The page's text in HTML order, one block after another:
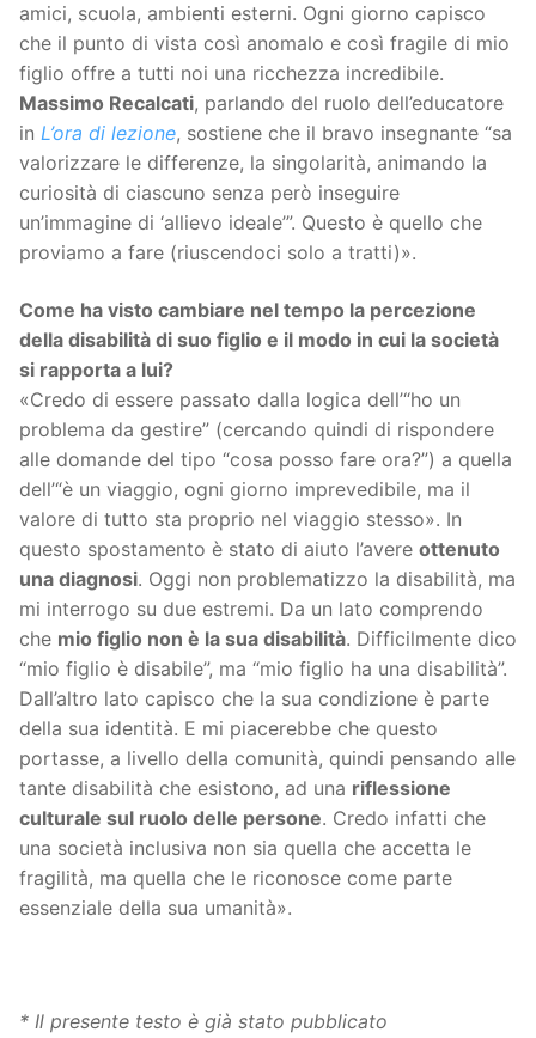
amici, scuola, ambienti esterni. Ogni giorno capisco
che il punto di vista così anomalo e così fragile di mio
figlio offre a tutti noi una ricchezza incredibile.
Massimo Recalcati, parlando del ruolo dell’educatore
in L’ora di lezione, sostiene che il bravo insegnante “sa
valorizzare le differenze, la singolarità, animando la
curiosità di ciascuno senza però inseguire
un’immagine di ‘allievo ideale’”. Questo è quello che
proviamo a fare (riuscendoci solo a tratti)».
Come ha visto cambiare nel tempo la percezione
della disabilità di suo figlio e il modo in cui la società
si rapporta a lui?
«Credo di essere passato dalla logica dell’“ho un
problema da gestire” (cercando quindi di rispondere
alle domande del tipo “cosa posso fare ora?”) a quella
dell’“è un viaggio, ogni giorno imprevedibile, ma il
valore di tutto sta proprio nel viaggio stesso». In
questo spostamento è stato di aiuto l’avere ottenuto
una diagnosi. Oggi non problematizzo la disabilità, ma
mi interrogo su due estremi. Da un lato comprendo
che mio figlio non è la sua disabilità. Difficilmente dico
“mio figlio è disabile”, ma “mio figlio ha una disabilità”.
Dall’altro lato capisco che la sua condizione è parte
della sua identità. E mi piacerebbe che questo
portasse, a livello della comunità, quindi pensando alle
tante disabilità che esistono, ad una riflessione
culturale sul ruolo delle persone. Credo infatti che
una società inclusiva non sia quella che accetta le
fragilità, ma quella che le riconosce come parte
essenziale della sua umanità».
* Il presente testo è già stato pubblicato